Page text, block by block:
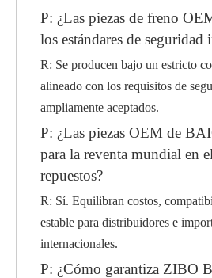
P: ¿Las piezas de freno
los estándares de seguridad
R: Se producen bajo un estricto
alineado con los requisitos de
ampliamente aceptados.
P: ¿Las piezas OEM de
para la reventa mundial en
repuestos?
R: Sí. Equilibran costos,
estable para distribuidores e
internacionales.
P: ¿Cómo garantiza ZIBO